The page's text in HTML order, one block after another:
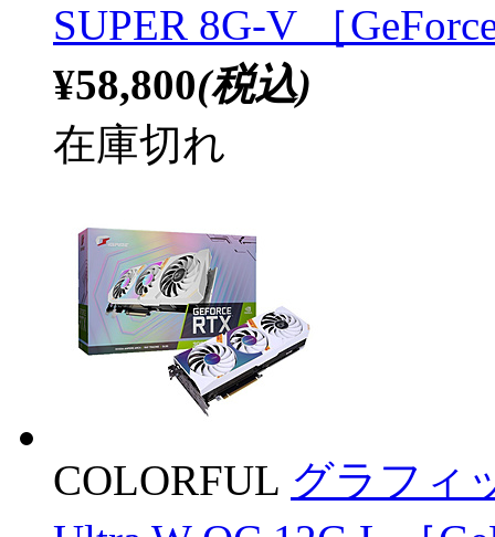
SUPER 8G-V ［
¥58,800(税込)
在庫切れ
COLORFUL グラフィ